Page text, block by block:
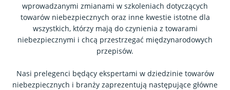
wprowadzanymi zmianami w szkoleniach dotyczących
towarów niebezpiecznych oraz inne kwestie istotne dla
wszystkich, którzy mają do czynienia z towarami
niebezpiecznymi i chcą przestrzegać międzynarodowych
przepisów.
Nasi prelegenci będący ekspertami w dziedzinie towarów
niebezpiecznych i branży zaprezentują następujące główne